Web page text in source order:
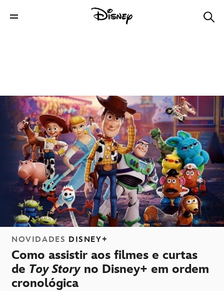
NOVIDADES DISNEY+
Como assistir aos filmes e curtas
de Toy Storyno Disney+ em ordem
cronológica